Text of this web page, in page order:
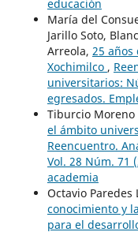
educación
María del
Jarillo Soto,
Arreola, 25 años
Xochimilco ,
universitarios:
egresados.
Tiburcio Moreno
el ámbito
Reencuentro.
Vol. 28 Núm. 71
academia
Octavio Paredes
conocimiento y
para el